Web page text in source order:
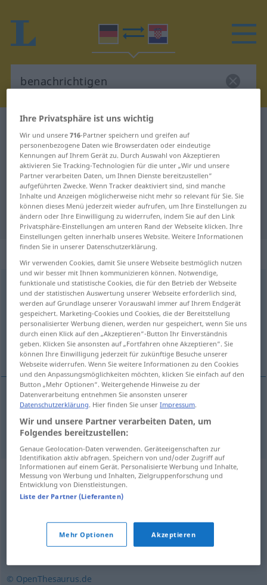
Deutsch-Kroatisch Wörterbuch
Deutsch-Kroatisch Übersetzung für
"benachrichtigen"
"benachrichtigen" Kroatisch
Übersetzung
„benachrichtigen“
benachrichtigen
Übersicht aller Übersetzungen
(Für mehr Details die Übersetzung anklicken/antippen)
obavijestiti
obavijestiti(-vještavati) (jemanden über AKK
/koga o LOK) benachrichtigen
Synonyme für "benachrichtigen"
informieren,mitteilen,verständigen,unterweisen
unterrichten
© OpenThesaurus.de
Ihre Privatsphäre ist uns wichtig
Wir und unsere716-Partner speichern und greifen auf
personenbezogene Daten wie Browserdaten oder eindeutige
Kennungen auf Ihrem Gerät zu. Durch Auswahl von Akzeptieren
aktivieren Sie Tracking-Technologien für die unter „Wir und unsere
Partner verarbeiten Daten, um Ihnen Dienste bereitzustellen“
aufgeführten Zwecke. Wenn Tracker deaktiviert sind, sind manche
Inhalte und Anzeigen möglicherweise nicht mehr so relevant für Sie. Sie
können dieses Menü jederzeit wieder aufrufen, um Ihre Einstellungen zu
ändern oder Ihre Einwilligung zu widerrufen, indem Sie auf den Link
Privatsphäre-Einstellungen am unteren Rand der Webseite klicken. Ihre
Einstellungen gelten innerhalb unseres Website. Weitere Informationen
finden Sie in unserer Datenschutzerklärung.
Wir verwenden Cookies, damit Sie unsere Webseite bestmöglich nutzen
und wir besser mit Ihnen kommunizieren können. Notwendige,
funktionale und statistische Cookies, die für den Betrieb der Webseite
und der statistischen Auswertung unserer Webseite erforderlich sind,
werden auf Grundlage unserer Vorauswahl immer auf Ihrem Endgerät
gespeichert. Marketing-Cookies und Cookies, die der Bereitstellung
personalisierter Werbung dienen, werden nur gespeichert, wenn Sie uns
durch einen Klick auf den „Akzeptieren“-Button Ihr Einverständnis
geben. Klicken Sie ansonsten auf „Fortfahren ohne Akzeptieren“. Sie
können Ihre Einwilligung jederzeit für zukünftige Besuche unserer
Webseite widerrufen. Wenn Sie weitere Informationen zu den Cookies
und den Anpassungsmöglichkeiten möchten, klicken Sie einfach auf den
Button „Mehr Optionen“. Weitergehende Hinweise zu der
Datenverarbeitung entnehmen Sie ansonsten unserer
Datenschutzerklärung. Hier finden Sie unserImpressum.
Wir und unsere Partner verarbeiten Daten, um
Folgendes bereitzustellen:
Genaue Geolocation-Daten verwenden. Geräteeigenschaften zur
Identifikation aktiv abfragen. Speichern von und/oder Zugriff auf
Informationen auf einem Gerät. Personalisierte Werbung und Inhalte,
Messung von Werbung und Inhalten, Zielgruppenforschung und
Entwicklung von Dienstleistungen.
Liste der Partner (Lieferanten)
Mehr Optionen Akzeptieren